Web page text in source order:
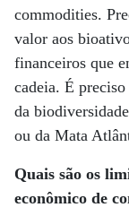
commodities.
valor aos
financeiros que
cadeia. É
da
ou da Mata
Quais são os
econômico de